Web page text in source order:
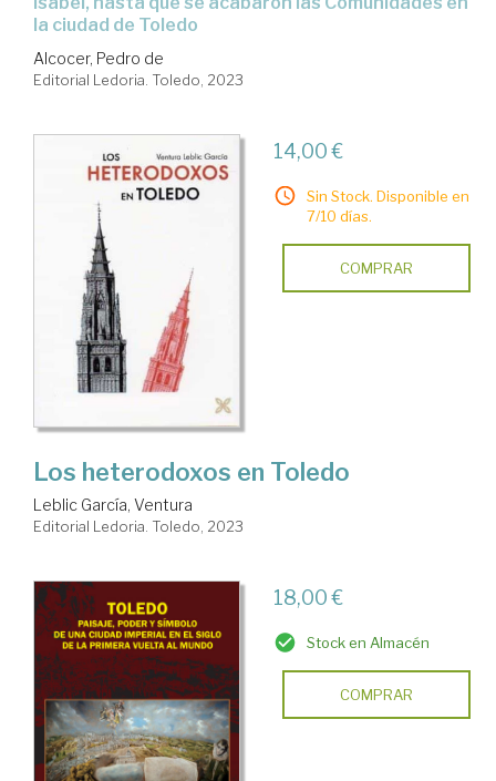
la ciudad de Toledo
Alcocer, Pedro de
Editorial Ledoria. Toledo, 2023
14,00 €
Sin Stock. Disponible en
7/10 días.
COMPRAR
Los heterodoxos en Toledo
Leblic García, Ventura
Editorial Ledoria. Toledo, 2023
18,00 €
Stock en Almacén
COMPRAR